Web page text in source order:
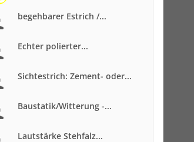
begehbarer Estrich /...
Echter polierter...
Sichtestrich: Zement- oder...
Baustatik/Witterung -...
Lautstärke Stehfalz...